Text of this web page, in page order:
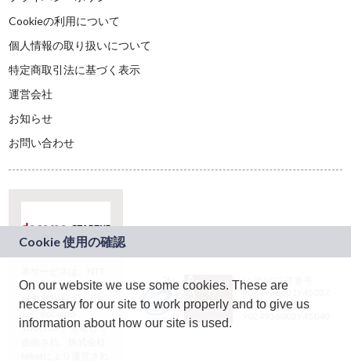
Cookieの利用について
個人情報の取り扱いについて
特定商取引法に基づく表示
運営会社
お知らせ
お問い合わせ
ドコモグループの新
規事業創出プログラ
ム「docomo
STARTUP」を通じて
JASRAC許諾番号：
9024936001Y45037
JASRAC許諾番号：
On our website we use some cookies. These are
necessary for our site to work properly and to give us
information about how our site is used.